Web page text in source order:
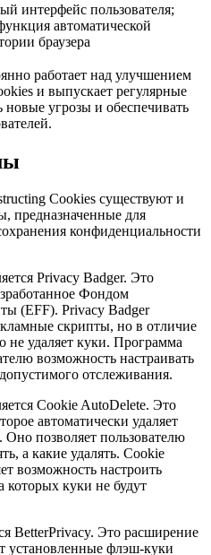
интерфейс пользователя;
автоматической
браузера
работает над улучшением
и выпускает регулярные
угрозы и обеспечивать
Cookies существуют и
предназначенные для
конфиденциальности
Privacy Badger. Это
Фондом
(EFF). Privacy Badger
скрипты, но в отличие
не удаляет куки. Программа
возможность настраивать
отслеживания.
Cookie AutoDelete. Это
автоматически удаляет
Оно позволяет пользователю
а какие удалять. Cookie
возможность настроить
которых куки не будут
BetterPrivacy. Это расширение
установленные флэш-куки